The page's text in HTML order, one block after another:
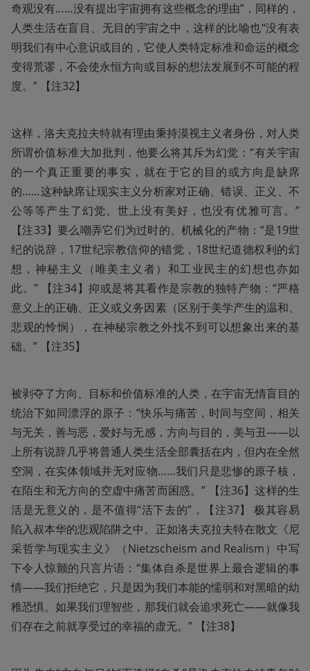
奇观没有……没有提出宇宙拥有这些概念的理由”，同样的，
人类生活在盲目、无目的宇宙之中，这样的比喻也“没有表
明我们有中心意识或目的，它使人类特定标准和命运的概念
变得荒谬，不会使永恒方向或目标的想法发展到不可能的程
度。” 【注32】
这样，洛夫克拉夫特就有理由秉持漠视主义者身份，对人类
所谓价值标准大加批判，他要么将其斥为幻觉：“有关宇宙
的一个真正重要的事实，就在于它的目的或方向是缺席
的……这种缺席让现实主义分析家对正确、错误、正义、不
公等等产生了幻觉。世上没有美好，也没有优雅可言。”
【注33】要么嘲弄它们为过时的、机械化的产物：“是19世
纪的说辞，17世纪宗教信仰的错觉，18世纪道德权利的幻
想，神秘主义（唯美主义者）和工业民主的幻想也亦如
此。” 【注34】抑或是将其看作是宗教的独特产物：“严格
意义上的正确、正义或义务因素（区别于美学产生的温和、
悲观的怜悯），在神秘宗教之外找不到可以想象出来的基
础。” 【注35】
被剥夺了方向、目标和价值标准的人类，在宇宙无情盲目的
统治下如同漂浮的原子：“快乐与痛苦，时间与空间，相关
与无关，善与恶，爱好与无感，方向与目的，美与丑——以
上所有说辞几乎将普通人类生活全部囊括在内，但内在全然
空洞，在实体领域并无对应物……我们只是悲惨的原子核，
在陌生和无方向的空虚中痛苦而困惑。” 【注36】这样的生
活是无意义的，是不值得“活下去的”，【注37】 极其容易
陷入叔本华的悲观陷阱之中。正如洛夫克拉夫特在散文《尼
采哲学与现实主义》（Nietzscheism and Realism）中写
下令人惊颤的只言片语：“集体自杀是世界上最合逻辑的事
情——我们拒绝它，只是因为我们本能的懦弱和对黑暗的幼
稚恐惧。如果我们理智些，那我们就会追求死亡——就像我
们存在之前就享受过的幸福的虚无。” 【注38】